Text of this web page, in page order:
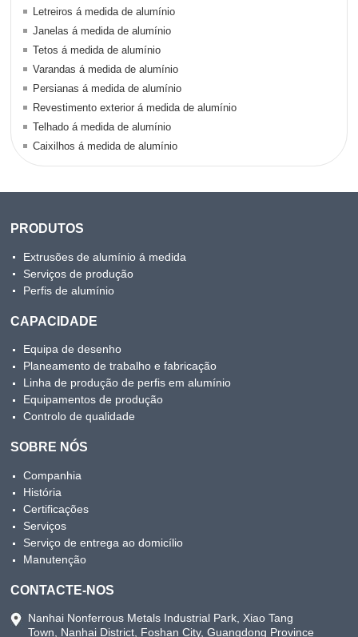
Letreiros á medida de alumínio
Janelas á medida de alumínio
Tetos á medida de alumínio
Varandas á medida de alumínio
Persianas á medida de alumínio
Revestimento exterior á medida de alumínio
Telhado á medida de alumínio
Caixilhos á medida de alumínio
PRODUTOS
Extrusões de alumínio á medida
Serviços de produção
Perfis de alumínio
CAPACIDADE
Equipa de desenho
Planeamento de trabalho e fabricação
Linha de produção de perfis em alumínio
Equipamentos de produção
Controlo de qualidade
SOBRE NÓS
Companhia
História
Certificações
Serviços
Serviço de entrega ao domicílio
Manutenção
CONTACTE-NOS
Nanhai Nonferrous Metals Industrial Park, Xiao Tang
Town, Nanhai District, Foshan City, Guangdong Province